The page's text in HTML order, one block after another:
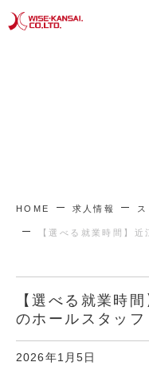
HOME 求人情報
【選べる就業時間】
【選べる就業時
のホールスタッフ
2026年1月5日